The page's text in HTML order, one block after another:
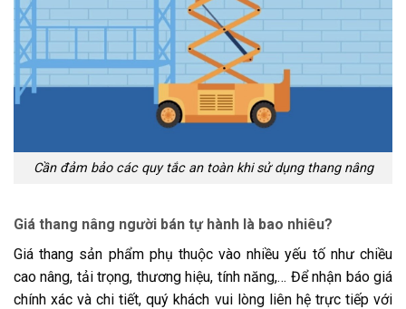
Cần đảm bảo các quy tắc an toàn khi sử dụng thang nâng
Giá thang nâng người bán tự hành là bao nhiêu?
Giá thang sản phẩm phụ thuộc vào nhiều yếu tố như chiều
cao nâng, tải trọng, thương hiệu, tính năng,… Để nhận báo giá
chính xác và chi tiết, quý khách vui lòng liên hệ trực tiếp với